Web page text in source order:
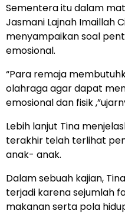
Sementera itu dalam
Jasmani Lajnah Imaillah
menyampaikan soal
emosional.
“Para remaja
olahraga agar dapat
emosional dan fisik
Lebih lanjut Tina
terakhir telah terlihat
anak- anak.
Dalam sebuah kajian,
terjadi karena sejumlah
makanan serta pola